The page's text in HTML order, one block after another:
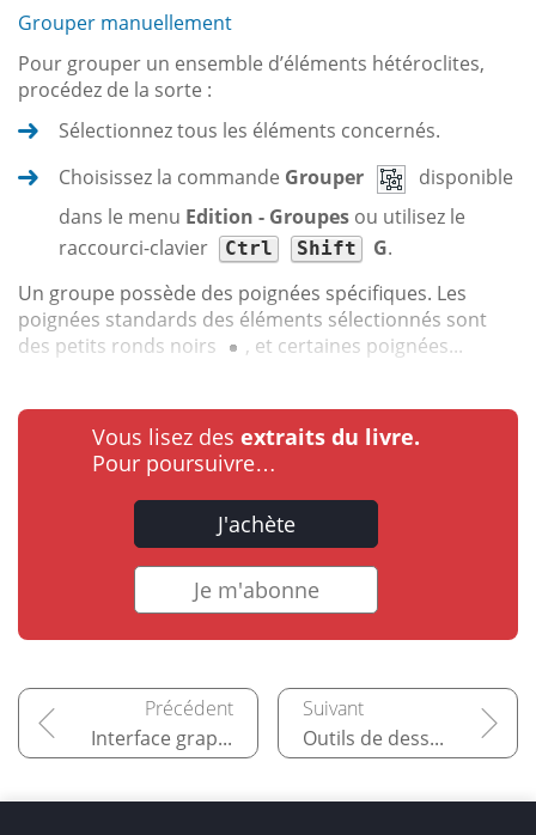
Grouper manuellement
Pour grouper un ensemble d’éléments hétéroclites,
procédez de la sorte :
Sélectionnez tous les éléments concernés.
Choisissez la commande Grouper
disponible
dans le menu Edition - Groupes ou utilisez le
raccourci-clavier
Ctrl Shift G.
Un groupe possède des poignées spécifiques. Les
poignées standards des éléments sélectionnés sont
des petits ronds noirs
, et certaines poignées...
Vous lisez des extraits du livre.
Pour poursuivre…
J'achète
Je m'abonne
Interface graphique Outils de dessin 2D